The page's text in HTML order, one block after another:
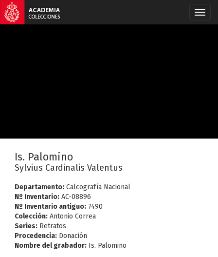
Is. Palomino
Sylvius Cardinalis Valentus
Departamento: Calcografía Nacional
Nº Inventario: AC-08896
Nº Inventario antiguo: 7490
Colección: Antonio Correa
Series: Retratos
Procedencia: Donación
Nombre del grabador: Is. Palomino